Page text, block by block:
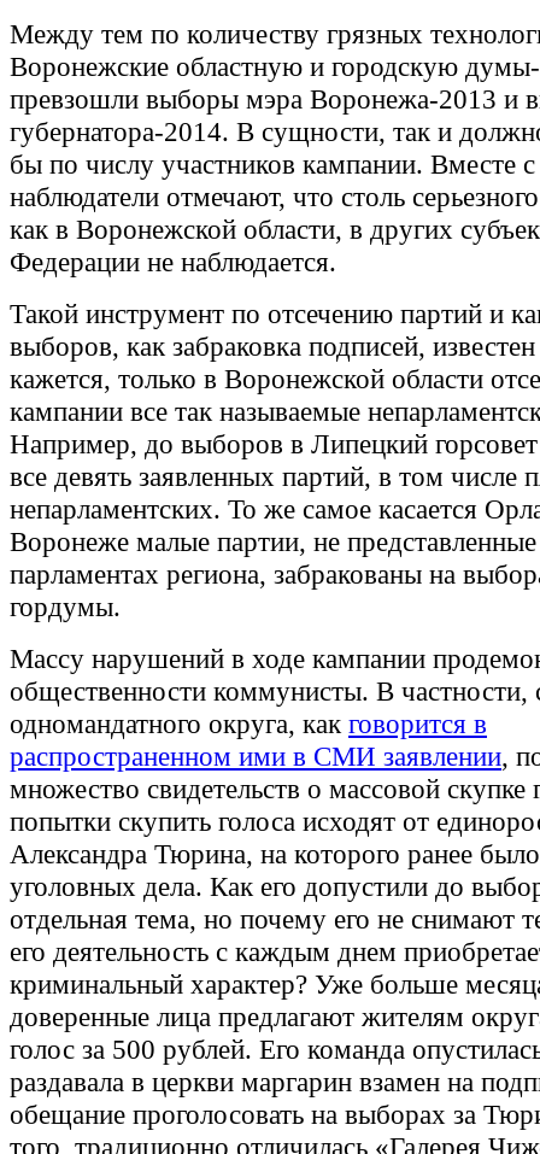
Между тем по количеству грязных
Воронежские областную и городскую
превзошли выборы мэра Воронежа-2013 и
губернатора-2014. В сущности, так и
бы по числу участников кампании. Вместе
наблюдатели отмечают, что столь
как в Воронежской области, в других
Федерации не наблюдается.
Такой инструмент по отсечению партий и
выборов, как забраковка подписей,
кажется, только в Воронежской области
кампании все так называемые
Например, до выборов в Липецкий
все девять заявленных партий, в том числе
непарламентских. То же самое касается
Воронеже малые партии, не
парламентах региона, забракованы на
гордумы.
Массу нарушений в ходе кампании
общественности коммунисты. В частности,
одномандатного округа, какговорится в
распространенном ими в СМИ заявлении,
множество свидетельств о массовой скупке
попытки скупить голоса исходят от
Александра Тюрина, на которого ранее
уголовных дела. Как его допустили до
отдельная тема, но почему его не снимают
его деятельность с каждым днем
криминальный характер? Уже больше
доверенные лица предлагают жителям
голос за 500 рублей. Его команда
раздавала в церкви маргарин взамен на
обещание проголосовать на выборах за
того, традиционно отличилась «Галерея